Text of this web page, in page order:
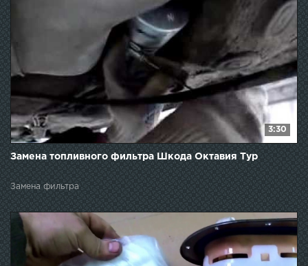
3:30
Замена топливного фильтра Шкода Октавия Тур
Замена фильтра